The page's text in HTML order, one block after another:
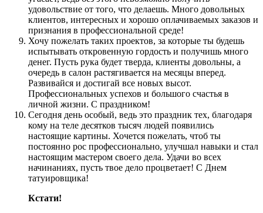
удовольствие от того, что делаешь. Много довольных
клиентов, интересных и хорошо оплачиваемых заказов и
признания в профессиональной среде!
Хочу пожелать таких проектов, за которые ты будешь
испытывать откровенную гордость и получишь много
денег. Пусть рука будет тверда, клиенты довольны, а
очередь в салон растягивается на месяцы вперед.
Развивайся и достигай все новых высот.
Профессиональных успехов и большого счастья в
личной жизни. С праздником!
Сегодня день особый, ведь это праздник тех, благодаря
кому на теле десятков тысяч людей появились
настоящие картины. Хочется пожелать, чтоб ты
постоянно рос профессионально, улучшал навыки и стал
настоящим мастером своего дела. Удачи во всех
начинаниях, пусть твое дело процветает! С Днем
татуировщика!
Кстати!